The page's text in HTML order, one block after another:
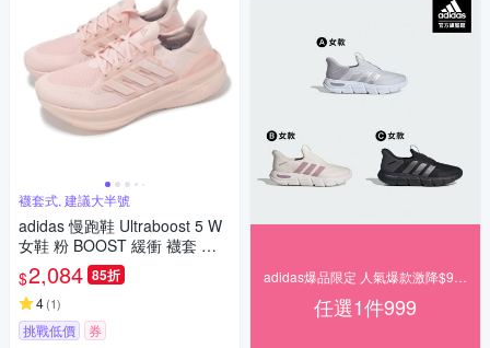
襪套式, 建議大半號
adidas 慢跑鞋 Ultraboost 5 W
女鞋 粉 BOOST 緩衝 襪套 運
動鞋 愛迪達 ID8845
$2,084 85折
4(1)
挑戰低價 券
任選1件999